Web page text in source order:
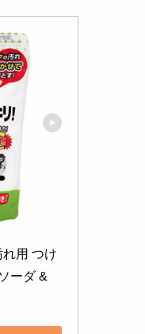
用 つけ
ーダ &